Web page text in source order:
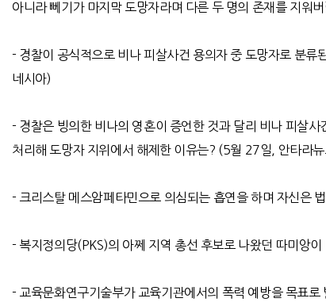
아니라 뻬기가 마지막 도망자라며 다른 두 명의 존재를 지워
- 경찰이 공식적으로 비나 피살사건 용의자 중 도망자로 분류
네시아)
- 경찰은 빙의한 비나의 영혼이 증언한 것과 달리 비나 피살
처리해 도망자 지위에서 해제한 이유는? (5월 27일, 안타라
- 크리스탈 메스암페타민으로 의심되는 흡연을 하며 자신은
- 복지정의당(PKS)의 아쩨 지역 총선 후보로 나왔던 따미앙
- 교육문화연구기술부가 교육기관에서의 폭력 예방을 목표